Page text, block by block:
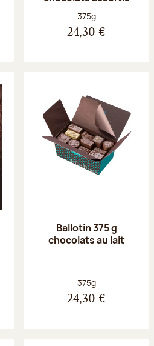
Poids net :
375g
24,30 €
Ballotin 375 g
chocolats au lait
Poids net :
375g
24,30 €